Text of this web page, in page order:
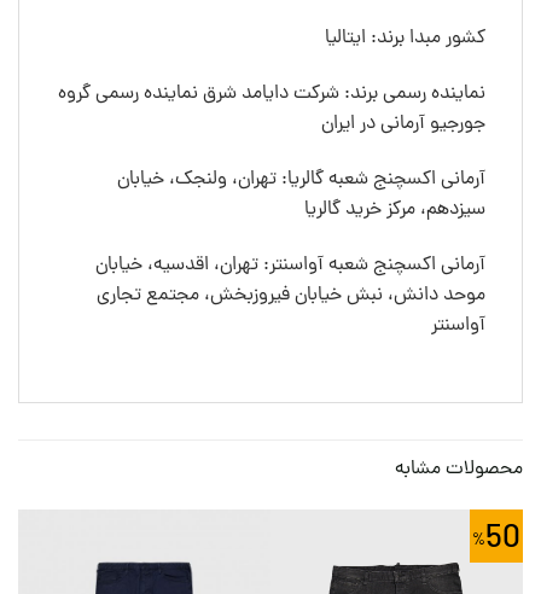
کشور مبدا برند: ایتالیا
نماینده رسمی برند: شرکت دایامد شرق نماینده رسمی گروه
جورجیو آرمانی در ایران
آرمانی اکسچنج شعبه گالریا: تهران، ولنجک، خیابان
سیزدهم، مرکز خرید گالریا
آرمانی اکسچنج شعبه آواسنتر: تهران، اقدسیه، خیابان
موحد دانش، نبش خیابان فیروزبخش، مجتمع تجاری
آواسنتر
محصولات مشابه
50